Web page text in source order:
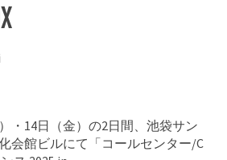
・14日（金）の2日間、池袋サン
会館ビルにて「コールセンター/C